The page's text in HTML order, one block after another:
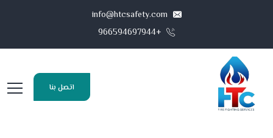
+966594697944
اتصل بنا